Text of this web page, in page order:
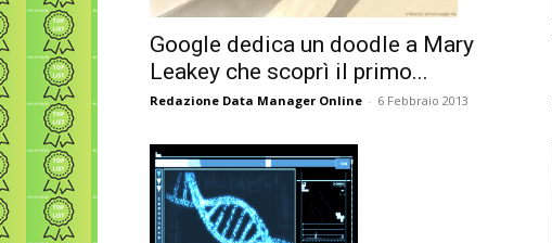
Google dedica un doodle a Mary
Leakey che scoprì il primo...
Redazione Data Manager Online - 6 Febbraio 2013